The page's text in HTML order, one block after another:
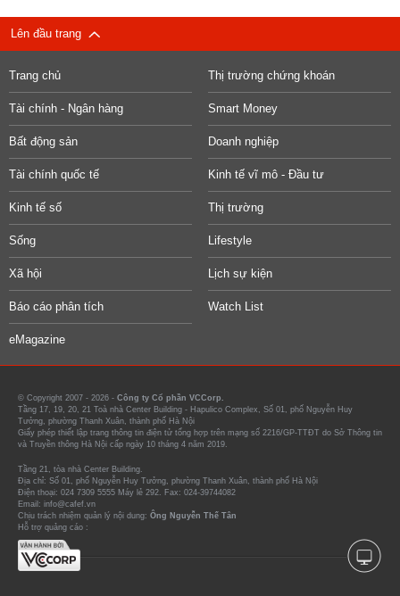
Lên đầu trang
Trang chủ Thị trường chứng khoán
Tài chính - Ngân hàng Smart Money
Bất động sản Doanh nghiệp
Tài chính quốc tế Kinh tế vĩ mô - Đầu tư
Kinh tế số Thị trường
Sống Lifestyle
Xã hội Lịch sự kiện
Báo cáo phân tích Watch List
eMagazine
© Copyright 2007 - 2026 - Công ty Cổ phần VCCorp.
Tầng 17, 19, 20, 21 Toà nhà Center Building - Hapulico Complex, Số 01, phố Nguyễn Huy
Tưởng, phường Thanh Xuân, thành phố Hà Nội
Giấy phép thiết lập trang thông tin điện tử tổng hợp trên mạng số 2216/GP-TTĐT do Sở Thông tin
và Truyền thông Hà Nội cấp ngày 10 tháng 4 năm 2019.
Tầng 21, tòa nhà Center Building.
Địa chỉ: Số 01, phố Nguyễn Huy Tưởng, phường Thanh Xuân, thành phố Hà Nội
Điện thoại: 024 7309 5555 Máy lẻ 292. Fax: 024-39744082
Email: info@cafef.vn
Chịu trách nhiệm quản lý nội dung: Ông Nguyễn Thế Tân
Hỗ trợ quảng cáo :